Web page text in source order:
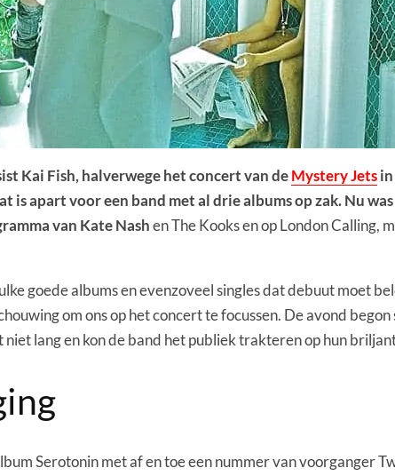
Kai Fish, halverwege het concert van deMystery Jets
is apart voor een band met al drie albums op zak. Nu
van Kate Nashen The Kooks en op London Calling,
goede albums en evenzoveel singles dat debuut moet
om ons op het concert te focussen. De avond
lang en kon de band het publiek trakteren op hun
Serotonin met af en toe een nummer van voorganger